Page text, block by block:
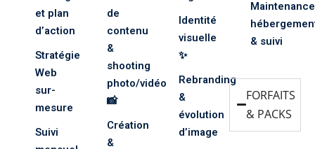
et plan
d’action
Stratégie
Web
sur-
mesure
Suivi
de
contenu
&
shooting
photo/vidéo
📸
Création
&
Identité
visuelle
✨
Rebranding
&
évolution
d’image
& suivi
FORFAITS
& PACKS